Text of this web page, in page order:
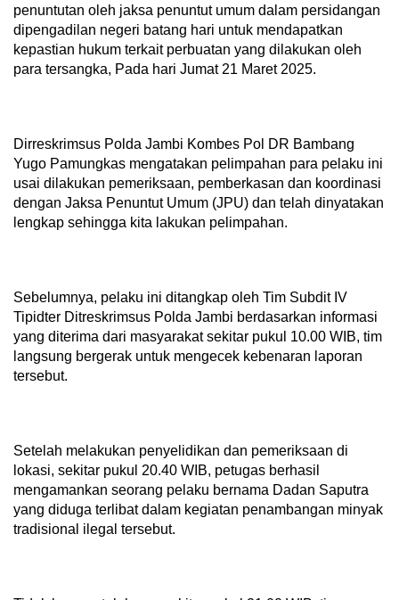
penuntutan oleh jaksa penuntut umum dalam persidangan
dipengadilan negeri batang hari untuk mendapatkan
kepastian hukum terkait perbuatan yang dilakukan oleh
para tersangka, Pada hari Jumat 21 Maret 2025.
Dirreskrimsus Polda Jambi Kombes Pol DR Bambang
Yugo Pamungkas mengatakan pelimpahan para pelaku ini
usai dilakukan pemeriksaan, pemberkasan dan koordinasi
dengan Jaksa Penuntut Umum (JPU) dan telah dinyatakan
lengkap sehingga kita lakukan pelimpahan.
Sebelumnya, pelaku ini ditangkap oleh Tim Subdit IV
Tipidter Ditreskrimsus Polda Jambi berdasarkan informasi
yang diterima dari masyarakat sekitar pukul 10.00 WIB, tim
langsung bergerak untuk mengecek kebenaran laporan
tersebut.
Setelah melakukan penyelidikan dan pemeriksaan di
lokasi, sekitar pukul 20.40 WIB, petugas berhasil
mengamankan seorang pelaku bernama Dadan Saputra
yang diduga terlibat dalam kegiatan penambangan minyak
tradisional ilegal tersebut.